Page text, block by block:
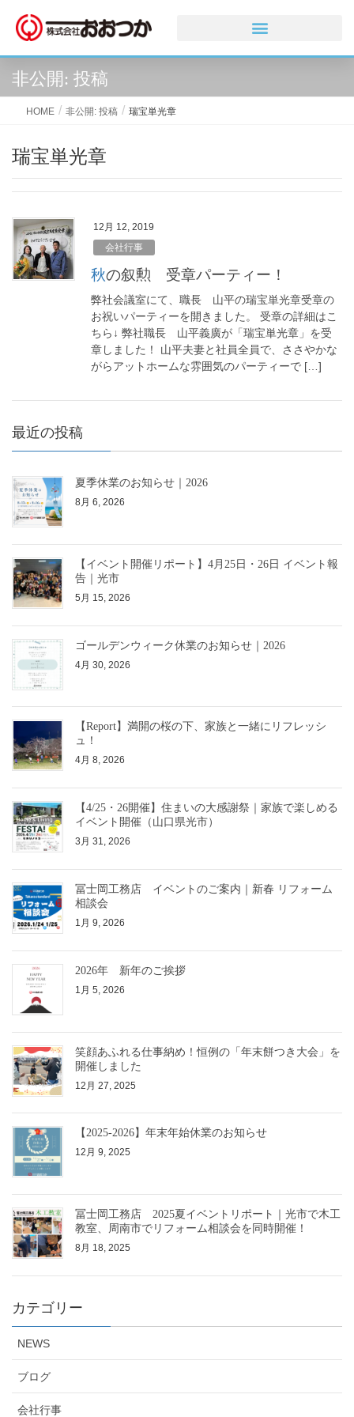
非公開: 投稿
HOME 非公開: 投稿 瑞宝単光章
瑞宝単光章
12月 12, 2019
会社行事
秋の叙勲 受章パーティー！
弊社会議室にて、職長 山平の瑞宝単光章受章の
お祝いパーティーを開きました。 受章の詳細はこ
ちら↓ 弊社職長 山平義廣が「瑞宝単光章」を受
章しました！ 山平夫妻と社員全員で、ささやかな
がらアットホームな雰囲気のパーティーで […]
最近の投稿
夏季休業のお知らせ｜2026
8月 6, 2026
【イベント開催リポート】4月25日・26日 イベント報
告｜光市
5月 15, 2026
ゴールデンウィーク休業のお知らせ｜2026
4月 30, 2026
【Report】満開の桜の下、家族と一緒にリフレッシ
ュ！
4月 8, 2026
【4/25・26開催】住まいの大感謝祭｜家族で楽しめる
イベント開催（山口県光市）
3月 31, 2026
冨士岡工務店 イベントのご案内｜新春 リフォーム
相談会
1月 9, 2026
2026年 新年のご挨拶
1月 5, 2026
笑顔あふれる仕事納め！恒例の「年末餅つき大会」を
開催しました
12月 27, 2025
【2025-2026】年末年始休業のお知らせ
12月 9, 2025
冨士岡工務店 2025夏イベントリポート｜光市で木工
教室、周南市でリフォーム相談会を同時開催！
8月 18, 2025
カテゴリー
NEWS
ブログ
会社行事